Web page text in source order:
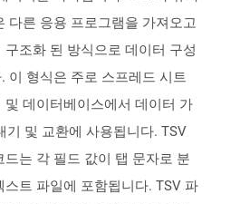
다른 응용 프로그램을 가져오고
구조화 된 방식으로 데이터 구성
이 형식은 주로 스프레드 시트
및 데이터베이스에서 데이터 가
기 및 교환에 사용됩니다. TSV
드는 각 필드 값이 탭 문자로 분
스트 파일에 포함됩니다. TSV 파